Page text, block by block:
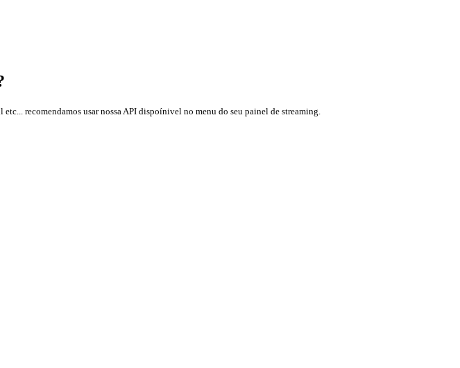
recomendamos usar nossa API dispoínivel no menu do seu painel de streaming.